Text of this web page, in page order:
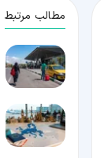
مطالب مرتبط